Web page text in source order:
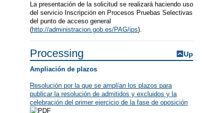
La presentación de la solicitud se realizará haciendo uso
del servicio Inscripción en Procesos Pruebas Selectivas
del punto de acceso general
(http://administracion.gob.es/PAG/ips).
Processing Up
Ampliación de plazos
Resolución por la que se amplían los plazos para
publicar la resolución de admitidos y excluidos y la
celebración del primer ejercicio de la fase de oposición